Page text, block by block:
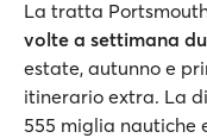
La tratta
volte a settimana
estate, autunno e
itinerario extra. La
555 miglia nautiche